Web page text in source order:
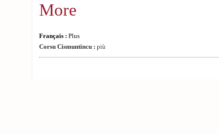
More
Français : Plus
Corsu Cismuntincu : più